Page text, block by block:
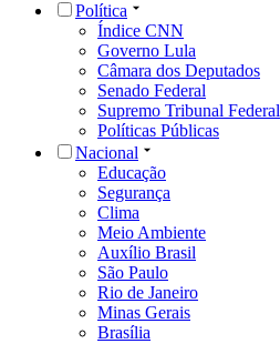
Política
Índice CNN
Governo Lula
Câmara dos Deputados
Senado Federal
Supremo Tribunal Federal
Políticas Públicas
Nacional
Educação
Segurança
Clima
Meio Ambiente
Auxílio Brasil
São Paulo
Rio de Janeiro
Minas Gerais
Brasília